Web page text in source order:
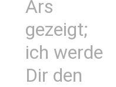
Ars
gezeigt;
ich werde
Dir den